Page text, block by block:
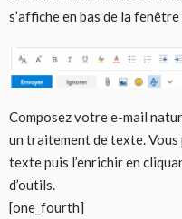
s’affiche en bas de la
Composez votre e-mail
un traitement de texte.
texte puis l’enrichir en
d’outils.
[one_fourth]